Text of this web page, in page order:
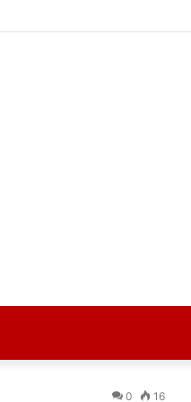
0 16